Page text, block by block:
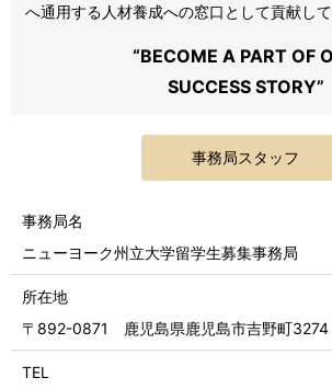
へ通用する人材養成への窓口として貢献して
“BECOME A PART OF
SUCCESS STORY”
事務局スタッフ
事務局名
ニューヨーク州立大学留学生募集事務局
所在地
〒892-0871 鹿児島県鹿児島市吉野町3274
TEL